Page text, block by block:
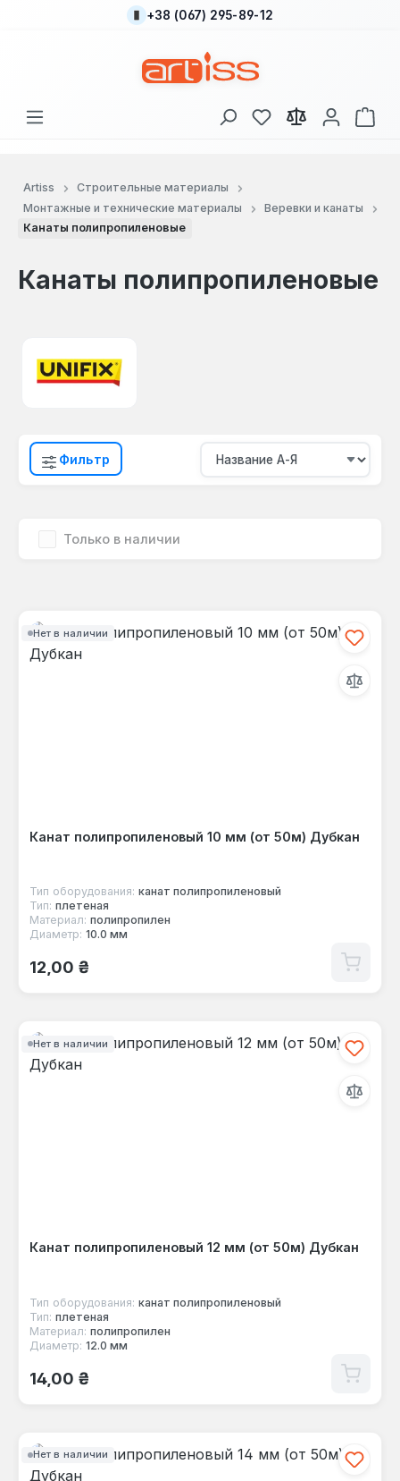
Перейти к основному содержанию
+38 (067) 295-89-12
У вас есть товары
В
Artiss
Строительные материалы
Монтажные и технические материалы
Веревки и канаты
Канаты полипропиленовые
Канаты полипропиленовые
Фильтр
Только в наличии
Нет в наличии
Канат полипропиленовый 10 мм (от 50м) Дубкан
Тип оборудования: канат полипропиленовый
Тип: плетеная
Материал: полипропилен
Диаметр: 10.0 мм
Обычная цена:
12,00 ₴
Нет в наличии
Канат полипропиленовый 12 мм (от 50м) Дубкан
Тип оборудования: канат полипропиленовый
Тип: плетеная
Материал: полипропилен
Диаметр: 12.0 мм
Обычная цена:
14,00 ₴
Нет в наличии